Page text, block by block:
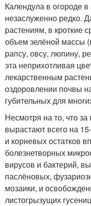
Календула в огороде в
незаслуженно редко.
растениям, в
объем зелёной массы
рапсу, овсу, люпину,
эта неприхотливая
лекарственным
оздоровлении почвы
губительных для
Несмотря на то, что
вырастают всего на
и корневых остатков
болезнетворных
вирусов и бактерий,
паслёновых,
мозаики, и
листогрызущих